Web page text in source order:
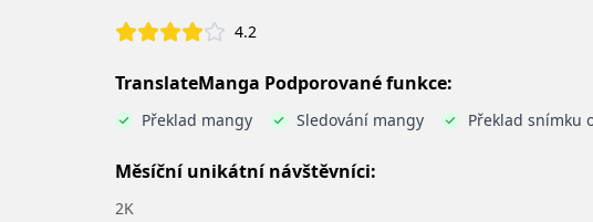
4.2
TranslateManga Podporované funkce:
Překlad mangy Sledování mangy Překlad snímku
Měsíční unikátní návštěvníci:
2K